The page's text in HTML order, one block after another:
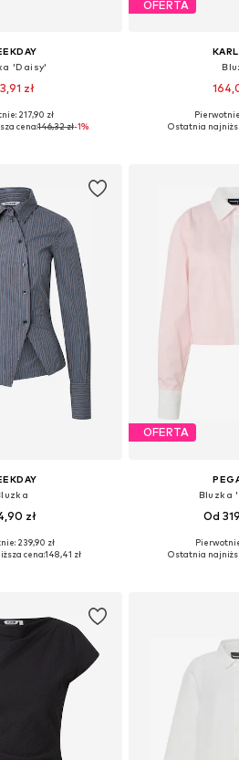
'Daisy'
zł
XS, S, M, L
217,90 zł
cena:146,32 zł-1%
OFERTA
Dostępne
Ostatnia
zł
XS, S, M, L, XL
239,90 zł
cena:148,41 zł
OFERTA
Bluzka
Od
Dostępne
Ostatnia